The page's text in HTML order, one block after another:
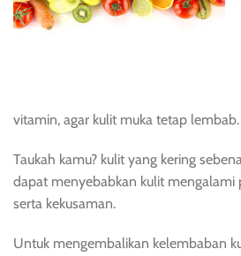
vitamin, agar kulit muka tetap lembab.
Taukah kamu? kulit yang kering
dapat menyebabkan kulit mengalami
serta kekusaman.
Untuk mengembalikan kelembaban